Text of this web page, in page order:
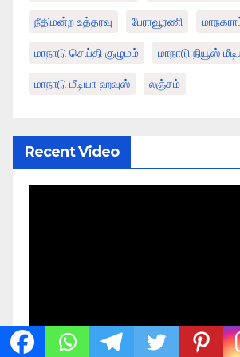
நீதிமன்ற உத்தரவு பேராவூரணி
மாநாடு செய்தி குழுமம் மாநாடு நியூஸ்
மாநாடு மீடியா ஹவுஸ் லஞ்சம்
Recent Video